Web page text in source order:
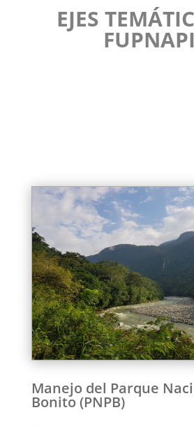
EJES
Manejo del Parque
Bonito (PNPB)